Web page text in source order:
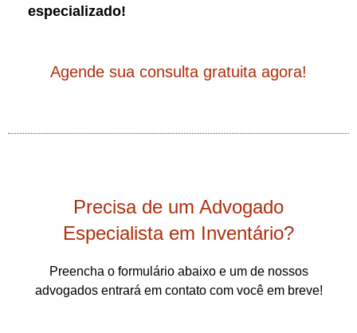
especializado!
Agende sua consulta gratuita agora!
Precisa de um Advogado
Especialista em Inventário?
Preencha o formulário abaixo e um de nossos
advogados entrará em contato com você em breve!